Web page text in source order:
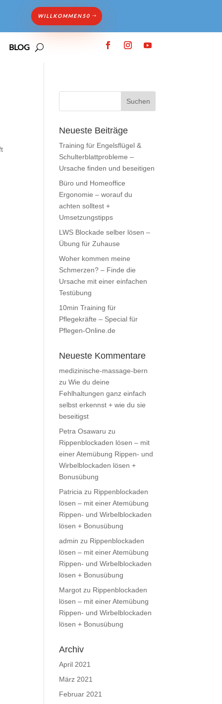
WILLKOMMEN50
BLOG
Neueste Beiträge
Training für Engelsflügel &
Schulterblattprobleme –
Ursache finden und beseitigen
Büro und Homeoffice
Ergonomie – worauf du
achten solltest +
Umsetzungstipps
LWS Blockade selber lösen –
Übung für Zuhause
Woher kommen meine
Schmerzen? – Finde die
Ursache mit einer einfachen
Testübung
10min Training für
Pflegekräfte – Special für
Pflegen-Online.de
Neueste Kommentare
medizinische-massage-bern
zuWie du deine
Fehlhaltungen ganz einfach
selbst erkennst + wie du sie
beseitigst
Petra Osawaru zu
Rippenblockaden lösen – mit
einer Atemübung Rippen- und
Wirbelblockaden lösen +
Bonusübung
Patricia zu Rippenblockaden
lösen – mit einer Atemübung
Rippen- und Wirbelblockaden
lösen + Bonusübung
admin zu Rippenblockaden
lösen – mit einer Atemübung
Rippen- und Wirbelblockaden
lösen + Bonusübung
Margot zu Rippenblockaden
lösen – mit einer Atemübung
Rippen- und Wirbelblockaden
lösen + Bonusübung
Archiv
April 2021
März 2021
Februar 2021